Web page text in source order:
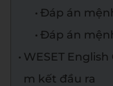
Đáp án
Đáp án
WESET
m kết đầu ra